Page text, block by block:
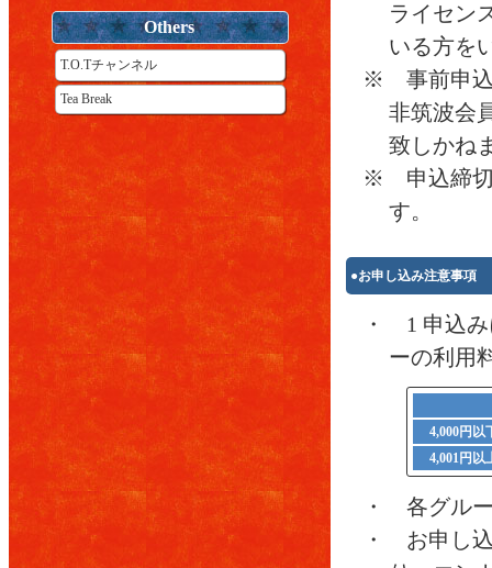
Others
T.O.Tチャンネル
Tea Break
ライセン
いる方を
※ 事前申込
非筑波会
致しかね
※ 申込締切
す。
●お申し込み注意事項
・ 1 申込み
ーの利用
4,000円以
4,001円以
・ 各グル
・ お申し